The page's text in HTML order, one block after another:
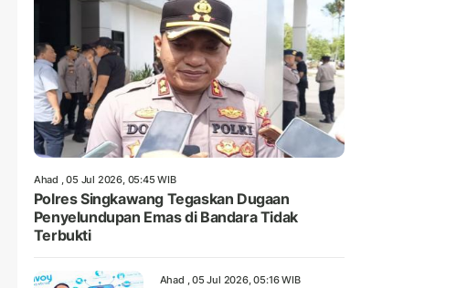
Ahad , 05 Jul 2026, 05:45 WIB
Polres Singkawang Tegaskan Dugaan
Penyelundupan Emas di Bandara Tidak
Terbukti
Ahad , 05 Jul 2026, 05:16 WIB